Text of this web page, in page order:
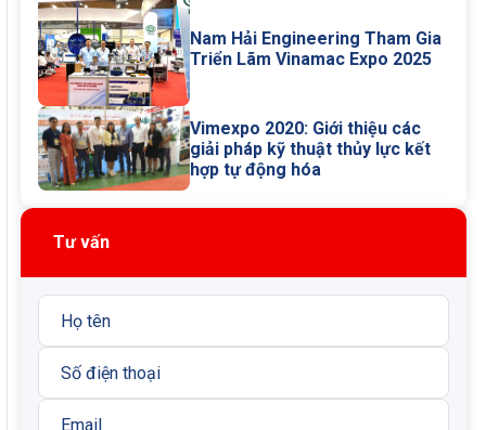
Nam Hải Engineering Tham Gia
Triển Lãm Vinamac Expo 2025
Vimexpo 2020: Giới thiệu các
giải pháp kỹ thuật thủy lực kết
hợp tự động hóa
Tư vấn